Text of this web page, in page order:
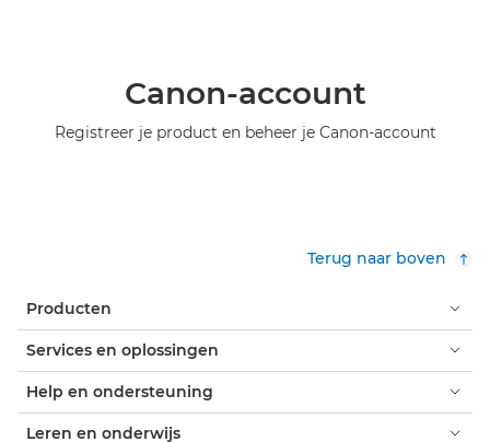
Canon-account
Registreer je product en beheer je Canon-account
Terug naar boven
Producten
Services en oplossingen
Help en ondersteuning
Leren en onderwijs